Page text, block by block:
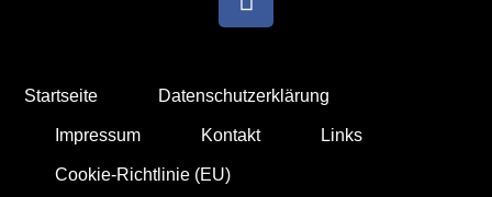
Startseite Datenschutzerklärung
Impressum Kontakt Links
Cookie-Richtlinie (EU)